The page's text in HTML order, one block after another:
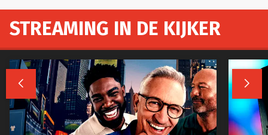
STREAMING IN DE KIJKER
 